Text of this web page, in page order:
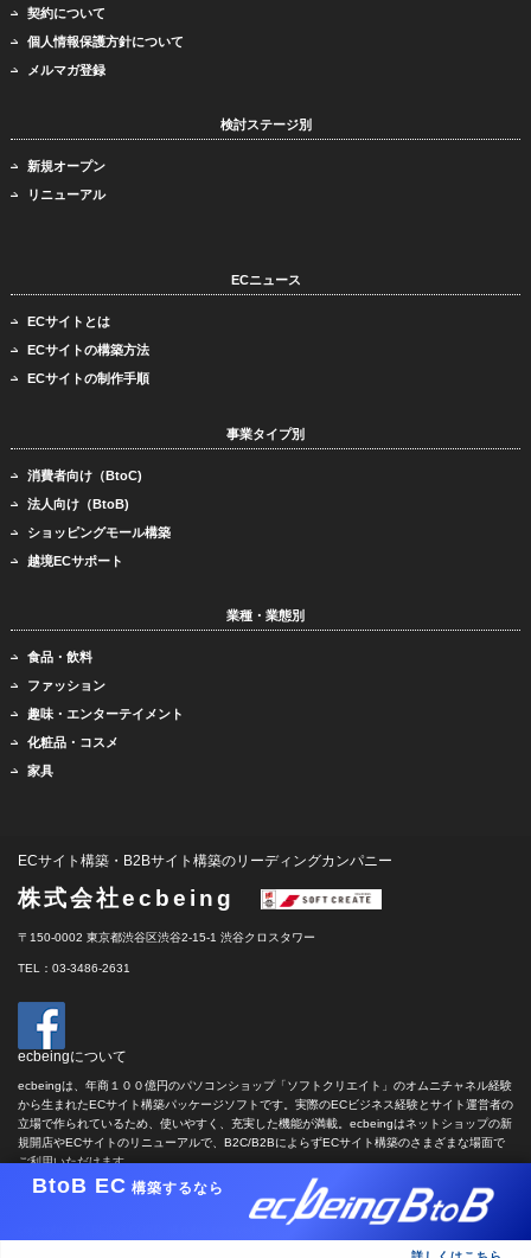
BtoB EC 構築するなら
契約について
個人情報保護方針について
メルマガ登録
検討ステージ別
新規オープン
リニューアル
ECニュース
ECサイトとは
ECサイトの構築方法
ECサイトの制作手順
事業タイプ別
消費者向け（BtoC)
法人向け（BtoB)
ショッピングモール構築
越境ECサポート
業種・業態別
食品・飲料
ファッション
趣味・エンターテイメント
化粧品・コスメ
家具
ECサイト構築・B2Bサイト構築のリーディングカンパニー
株式会社ecbeing
〒150-0002 東京都渋谷区渋谷2-15-1 渋谷クロスタワー
TEL：03-3486-2631
ecbeingについて
ecbeingは、年商１００億円のパソコンショップ「ソフトクリエイト」のオムニチャネル経験
から生まれたECサイト構築パッケージソフトです。実際のECビジネス経験とサイト運営者の
立場で作られているため、使いやすく、充実した機能が満載。ecbeingはネットショップの新
規開店やECサイトのリニューアルで、B2C/B2BによらずECサイト構築のさまざまな場面で
ご利用いただけます。